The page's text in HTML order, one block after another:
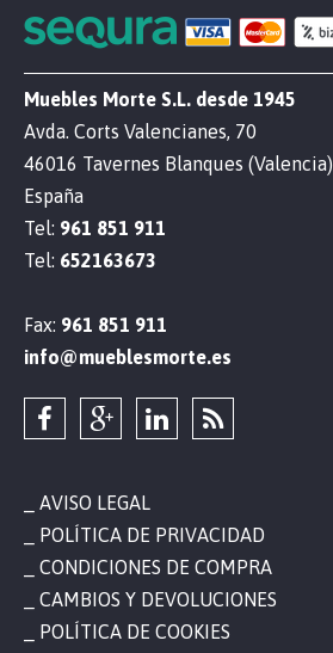
Muebles Morte S.L. desde 1945
Avda. Corts Valencianes, 70
46016 Tavernes Blanques (Valencia)
España
Tel: 961 851 911
Tel: 652163673
Fax: 961 851 911
info@mueblesmorte.es
AVISO LEGAL
POLÍTICA DE PRIVACIDAD
CONDICIONES DE COMPRA
CAMBIOS Y DEVOLUCIONES
POLÍTICA DE COOKIES